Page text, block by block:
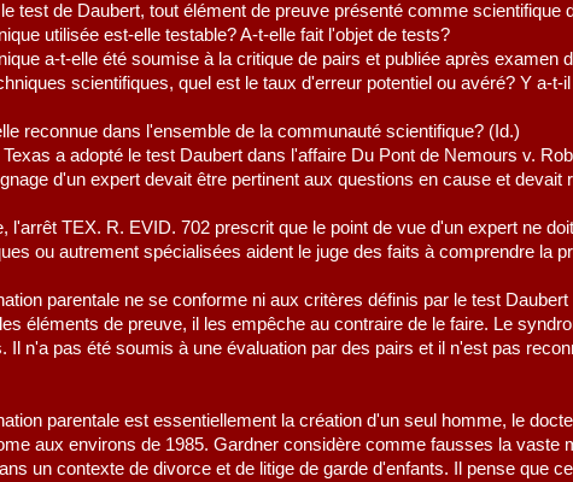
test de Daubert, tout élément de preuve présenté comme scientifique
utilisée est-elle testable? A-t-elle fait l'objet de tests?
a-t-elle été soumise à la critique de pairs et publiée après examen
scientifiques, quel est le taux d'erreur potentiel ou avéré? Y a-
reconnue dans l'ensemble de la communauté scientifique? (Id.)
a adopté le test Daubert dans l'affaire Du Pont de Nemours v.
d'un expert devait être pertinent aux questions en cause et
l'arrêt TEX. R. EVID. 702 prescrit que le point de vue d'un expert ne
ou autrement spécialisées aident le juge des faits à comprendre la
parentale ne se conforme ni aux critères définis par le test
éléments de preuve, il les empêche au contraire de le faire. Le
Il n'a pas été soumis à une évaluation par des pairs et il n'est pas
parentale est essentiellement la création d'un seul homme, le
aux environs de 1985. Gardner considère comme fausses la vaste
un contexte de divorce et de litige de garde d'enfants. Il pense que